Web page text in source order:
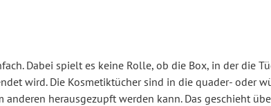
Dabei spielt es keine Rolle, ob die Box, in der die
wird. Die Kosmetiktücher sind in die quader- oder
anderen herausgezupft werden kann. Das geschieht